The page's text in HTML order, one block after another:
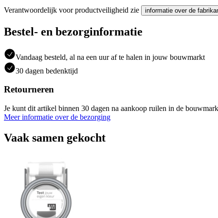
Verantwoordelijk voor productveiligheid zie informatie over de
Bestel- en bezorginformatie
Vandaag besteld, al na een uur af te halen in jouw bouwmarkt
30 dagen bedenktijd
Retourneren
Je kunt dit artikel binnen 30 dagen na aankoop ruilen in de
Meer informatie over de bezorging
Vaak samen gekocht